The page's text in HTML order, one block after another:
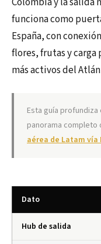
funciona como
España, con
flores, frutas y carga
más activos del
Esta guía profundiza
panorama completo
aérea de Latam vía
Dato
Hub de salida